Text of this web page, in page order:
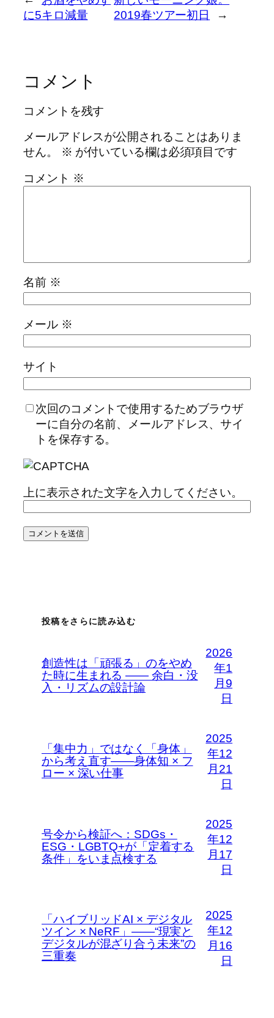
に5キロ減量
2019春ツアー初日
→
コメント
コメントを残す
メールアドレスが公開されることはありま
せん。
※ が付いている欄は必須項目です
コメント ※
名前 ※
メール ※
サイト
次回のコメントで使用するためブラウザ
ーに自分の名前、メールアドレス、サイ
トを保存する。
上に表示された文字を入力してください。
投稿をさらに読み込む
創造性は「頑張る」のをやめ
た時に生まれる —— 余白・没
入・リズムの設計論
2026
年1
月9
日
「集中力」ではなく「身体」
から考え直す――身体知 × フ
ロー × 深い仕事
2025
年12
月21
日
号令から検証へ：SDGs・
ESG・LGBTQ+が「定着する
条件」をいま点検する
2025
年12
月17
日
「ハイブリッドAI × デジタル
ツイン × NeRF」――“現実と
デジタルが混ざり合う未来”の
三重奏
2025
年12
月16
日